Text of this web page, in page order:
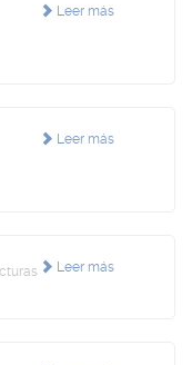
Leer más
Leer más
Leer más